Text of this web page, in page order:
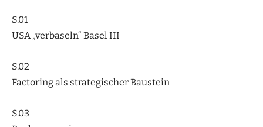
S.01
USA „verbaseln“ Basel III
S.02
Factoring als strategischer Baustein
S.03